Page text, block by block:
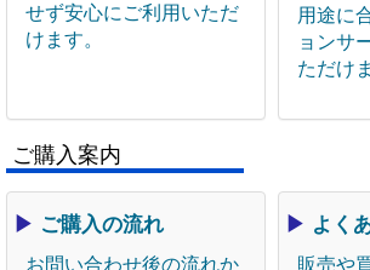
せず安心にご利用いただ
けます。
用途に
ョンサ
ただけ
ご購入案内
▶ ご購入の流れ
お問い合わせ後の流れか
▶ よく
販売や